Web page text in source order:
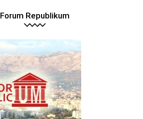
Forum Republikum